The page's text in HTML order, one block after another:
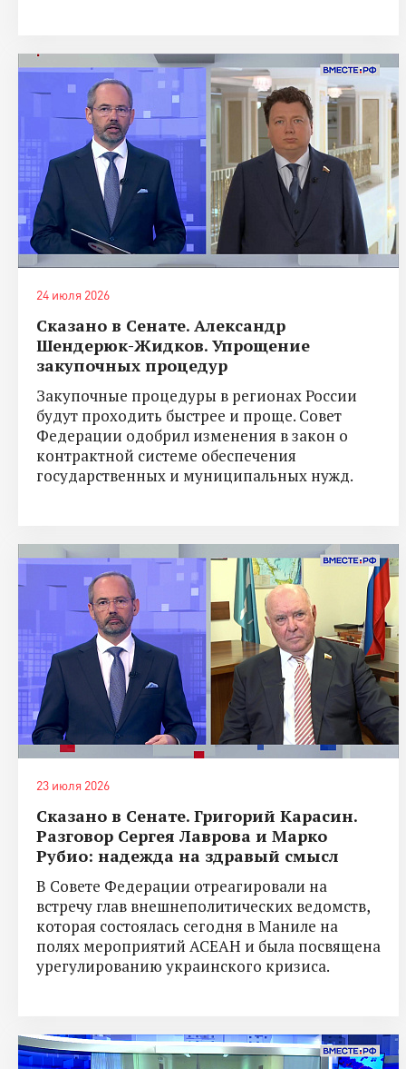
24 июля 2026
Сказано в Сенате. Александр
Шендерюк-Жидков. Упрощение
закупочных процедур
Закупочные процедуры в регионах России
будут проходить быстрее и проще. Совет
Федерации одобрил изменения в закон о
контрактной системе обеспечения
государственных и муниципальных нужд.
23 июля 2026
Сказано в Сенате. Григорий Карасин.
Разговор Сергея Лаврова и Марко
Рубио: надежда на здравый смысл
В Совете Федерации отреагировали на
встречу глав внешнеполитических ведомств,
которая состоялась сегодня в Маниле на
полях мероприятий АСЕАН и была посвящена
урегулированию украинского кризиса.